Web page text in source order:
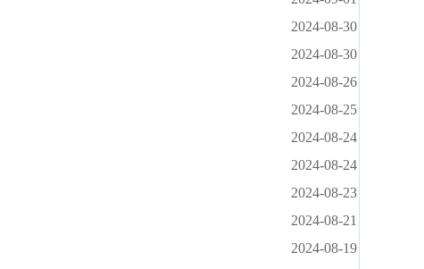
2024-08-30
2024-08-30
2024-08-26
2024-08-25
2024-08-24
2024-08-24
2024-08-23
2024-08-21
2024-08-19